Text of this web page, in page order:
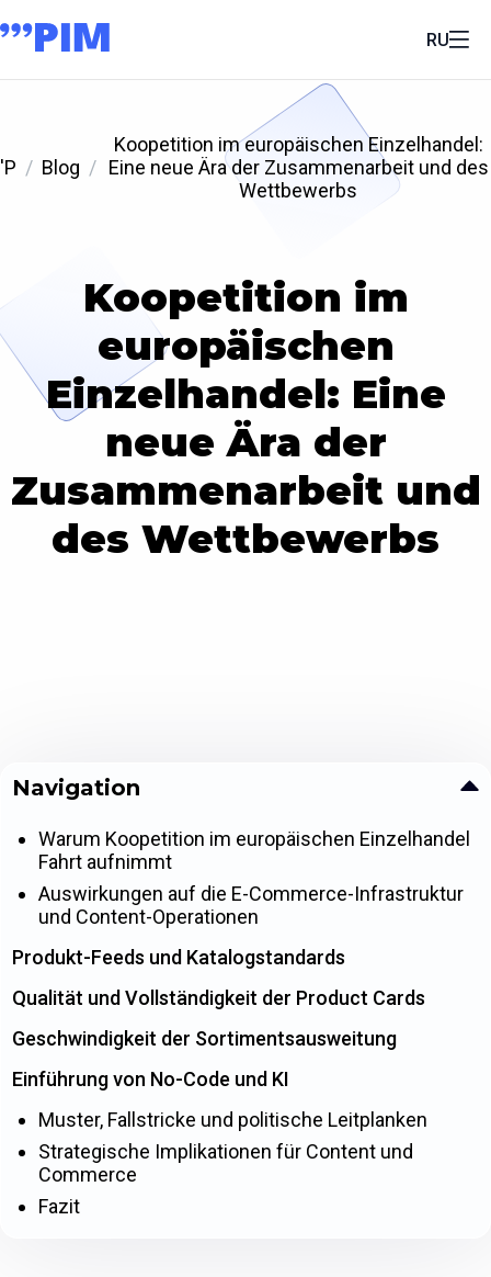
RU
'P Blog
Koopetition im europäischen Einzelhandel:
Eine neue Ära der Zusammenarbeit und des
Wettbewerbs
Koopetition im
europäischen
Einzelhandel: Eine
neue Ära der
Zusammenarbeit und
des Wettbewerbs
Navigation
Warum Koopetition im europäischen Einzelhandel
Fahrt aufnimmt
Auswirkungen auf die E-Commerce-Infrastruktur
und Content-Operationen
Produkt-Feeds und Katalogstandards
Qualität und Vollständigkeit der Product Cards
Geschwindigkeit der Sortimentsausweitung
Einführung von No-Code und KI
Muster, Fallstricke und politische Leitplanken
Strategische Implikationen für Content und
Commerce
Fazit